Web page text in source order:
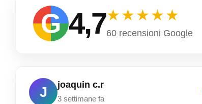
G 4,7★★★★★
60 recensioni Google
J joaquin c.r
3 settimane fa